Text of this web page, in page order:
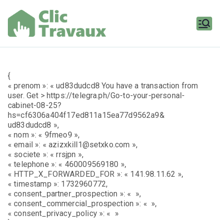
contenu
{
« prenom »: « ud83dudcd8 You have a transaction from
user. Get > https://telegra.ph/Go-to-your-personal-
cabinet-08-25?
hs=cf6306a404f17ed811a15ea77d9562a9&
ud83dudcd8 »,
« nom »: « 9fmeo9 »,
« email »: « azizxkill1@setxko.com »,
« societe »: « rrsjpn »,
« telephone »: « 460009569180 »,
« HTTP_X_FORWARDED_FOR »: « 141.98.11.62 »,
« timestamp »: 1732960772,
« consent_partner_prospection »: « »,
« consent_commercial_prospection »: « »,
« consent_privacy_policy »: « »